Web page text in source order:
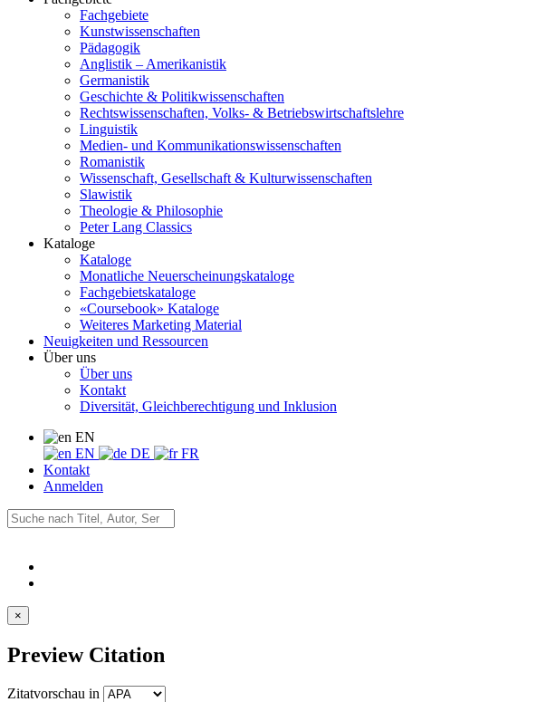
Fachgebiete
Kunstwissenschaften
Pädagogik
Anglistik – Amerikanistik
Germanistik
Geschichte & Politikwissenschaften
Rechtswissenschaften, Volks- & Betriebswirtschaftslehre
Linguistik
Medien- und Kommunikationswissenschaften
Romanistik
Wissenschaft, Gesellschaft & Kulturwissenschaften
Slawistik
Theologie & Philosophie
Peter Lang Classics
Kataloge
Kataloge
Monatliche Neuerscheinungskataloge
Fachgebietskataloge
«Coursebook» Kataloge
Weiteres Marketing Material
Neuigkeiten und Ressourcen
Über uns
Über uns
Kontakt
Diversität, Gleichberechtigung und Inklusion
EN
EN
DE
FR
Kontakt
Anmelden
×
Preview Citation
Zitatvorschau in